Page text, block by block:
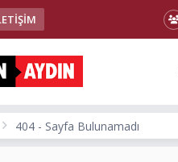
404 - Sayfa Bulunamadı